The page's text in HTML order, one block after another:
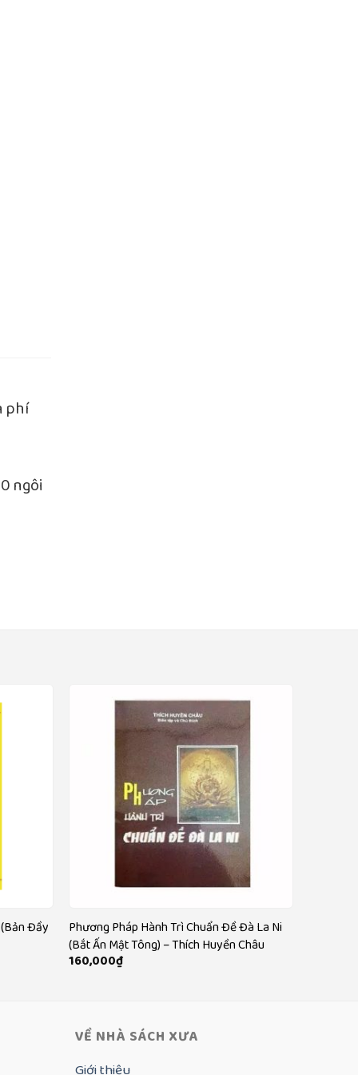
phí
ngôi
Đầy
Phương Pháp Hành Trì Chuẩn Đề Đà La Ni
(Bắt Ấn Mật Tông) – Thích Huyền Châu
160,000₫
VỀ NHÀ SÁCH XƯA
Giới thiệu